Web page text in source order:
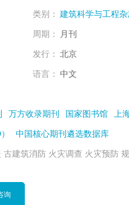
类别： 建筑科学与工程
周期： 月刊
发行： 北京
语言： 中文
万方收录期刊 国家图书馆 上
中国核心期刊遴选数据库
建筑消防 火灾调查 火灾预防
询